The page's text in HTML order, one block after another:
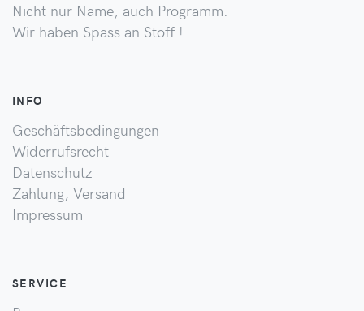
Nicht nur Name, auch Programm:
Wir haben Spass an Stoff !
INFO
Geschäftsbedingungen
Widerrufsrecht
Datenschutz
Zahlung, Versand
Impressum
SERVICE